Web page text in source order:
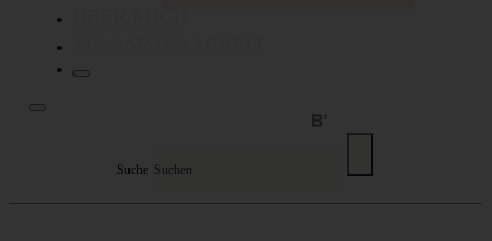
Suche